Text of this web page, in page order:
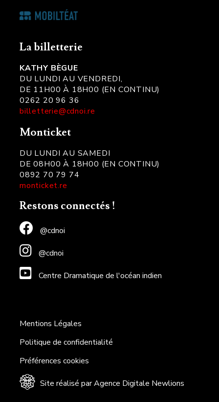
La billetterie
KATHY BÈGUE
DU LUNDI AU VENDREDI,
DE 11H00 À 18H00 (EN CONTINU)
0262 20 96 36
billetterie@cdnoi.re
Monticket
DU LUNDI AU SAMEDI
DE 08H00 À 18H00 (EN CONTINU)
0892 70 79 74
monticket.re
Restons connectés !
@cdnoi
@cdnoi
Centre Dramatique de l'océan indien
Mentions Légales
Politique de confidentialité
Préférences cookies
Site réalisé par Agence Digitale Newlions